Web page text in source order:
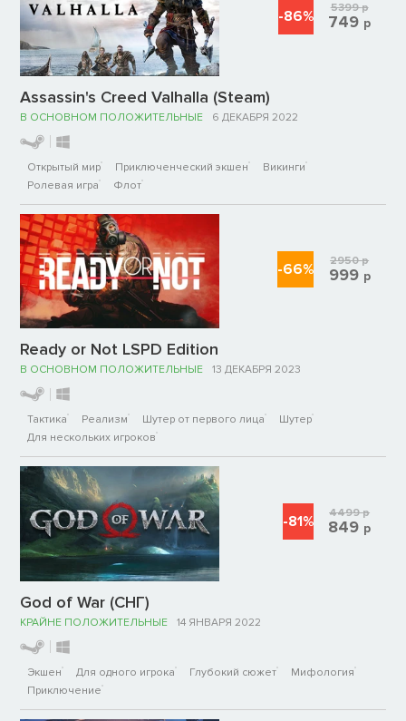
Assassin's Creed Valhalla (Steam)
В ОСНОВНОМ ПОЛОЖИТЕЛЬНЫЕ 6 ДЕКАБРЯ 2022
Открытый мир Приключенческий экшен
Викинги
Ролевая игра
Флот
-86% 5399р
749 р
Ready or Not LSPD Edition
В ОСНОВНОМ ПОЛОЖИТЕЛЬНЫЕ 13 ДЕКАБРЯ 2023
Тактика Реализм Шутер от первого лица
Шутер
Для нескольких игроков
-66% 2950р
999 р
God of War (СНГ)
КРАЙНЕ ПОЛОЖИТЕЛЬНЫЕ 14 ЯНВАРЯ 2022
Экшен Для одного игрока Глубокий сюжет
Мифология
Приключение
-81% 4499р
849 р